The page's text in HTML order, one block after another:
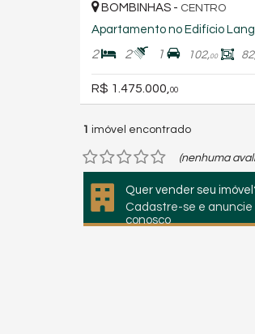
BOMBINHAS - CENTRO
2 2 1 102,00
R$ 1.475.000, 00
1 imóvel encontrado
(nenhuma
Quer vender seu
Cadastre-se e anuncie
conosco